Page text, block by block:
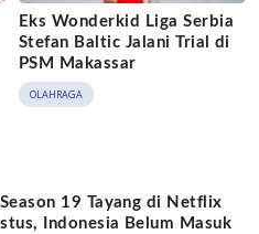
Eks Wonderkid Liga Serbia
Stefan Baltic Jalani Trial di
PSM Makassar
OLAHRAGA
19 Tayang di Netflix
Indonesia Belum Masuk